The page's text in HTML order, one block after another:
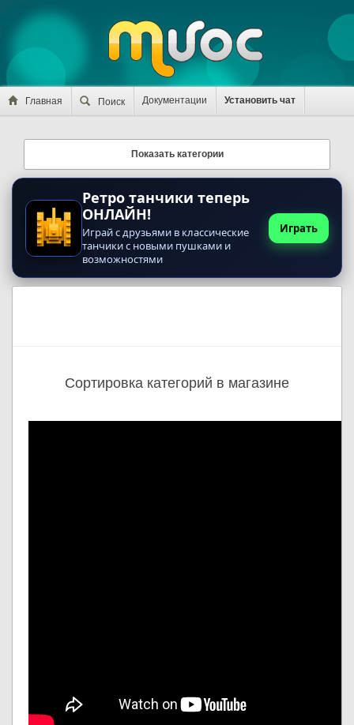
Главная Поиск Документации Установить чат
Показать категории
Ретро танчики теперь
ОНЛАЙН!
Играй с друзьями в классические
танчики с новыми пушками и
возможностями
Играть
Сортировка категорий в магазине